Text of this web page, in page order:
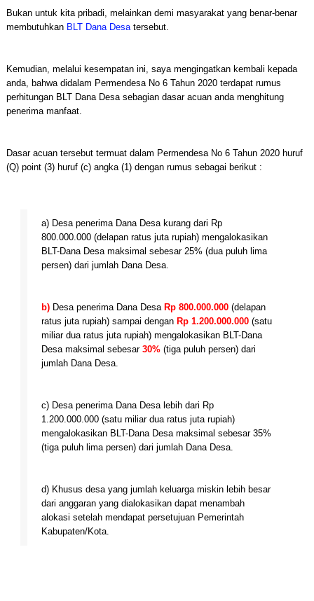
Bukan untuk kita pribadi, melainkan demi masyarakat yang benar-benar
membutuhkan BLT Dana Desatersebut.
Kemudian, melalui kesempatan ini, saya mengingatkan kembali kepada
anda, bahwa didalam Permendesa No 6 Tahun 2020 terdapat rumus
perhitungan BLT Dana Desa sebagian dasar acuan anda menghitung
penerima manfaat.
Dasar acuan tersebut termuat dalam Permendesa No 6 Tahun 2020 huruf
(Q) point (3) huruf (c) angka (1) dengan rumus sebagai berikut :
a) Desa penerima Dana Desa kurang dari Rp
800.000.000 (delapan ratus juta rupiah) mengalokasikan
BLT-Dana Desa maksimal sebesar 25% (dua puluh lima
persen) dari jumlah Dana Desa.
b)Desa penerima Dana Desa Rp 800.000.000(delapan
ratus juta rupiah) sampai dengan Rp 1.200.000.000(satu
miliar dua ratus juta rupiah) mengalokasikan BLT-Dana
Desa maksimal sebesar 30%(tiga puluh persen) dari
jumlah Dana Desa.
c) Desa penerima Dana Desa lebih dari Rp
1.200.000.000 (satu miliar dua ratus juta rupiah)
mengalokasikan BLT-Dana Desa maksimal sebesar 35%
(tiga puluh lima persen) dari jumlah Dana Desa.
d) Khusus desa yang jumlah keluarga miskin lebih besar
dari anggaran yang dialokasikan dapat menambah
alokasi setelah mendapat persetujuan Pemerintah
Kabupaten/Kota.